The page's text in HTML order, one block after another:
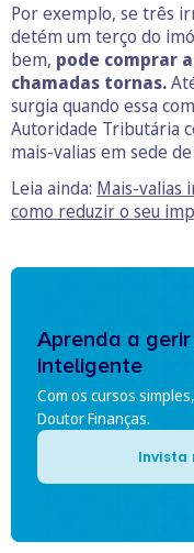
Por exemplo, se três
detém um terço do
bem, pode comprar
chamadas tornas.
surgia quando essa
Autoridade Tributária
mais-valias em sede de
Leia ainda: Mais-valias
como reduzir o seu
Aprenda a
inteligente
Com os cursos
Doutor Finanças.
Invista